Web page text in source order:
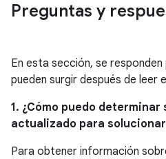
Preguntas y
En esta sección, se
pueden surgir después de leer
1. ¿Cómo puedo
actualizado para
Para obtener información